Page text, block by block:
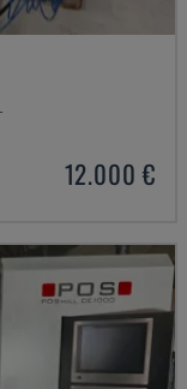
12.000 €